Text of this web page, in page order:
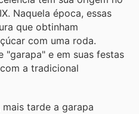
Naquela época, essas
que obtinham
com uma roda.
"garapa" e em suas festas
a tradicional
tarde a garapa